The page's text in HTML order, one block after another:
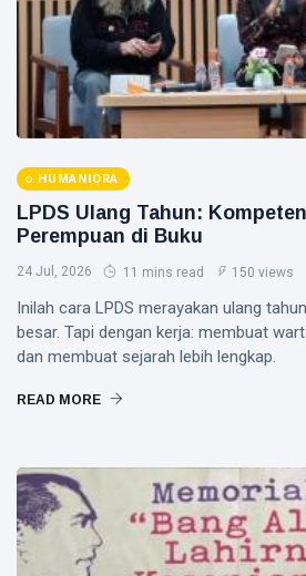
HUMANIORA
LPDS Ulang Tahun:
Perempuan di Buku
24 Jul, 2026 11 mins read 150 views
Inilah cara LPDS merayakan ulang
besar. Tapi dengan kerja: membuat
dan membuat sejarah lebih lengkap.
READ MORE